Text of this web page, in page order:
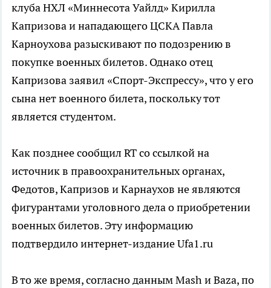
клуба НХЛ «Миннесота Уайлд» Кирилла
Капризова и нападающего ЦСКА Павла
Карноухова разыскивают по подозрению в
покупке военных билетов. Однако отец
Капризова заявил «Спорт-Экспрессу», что у его
сына нет военного билета, поскольку тот
является студентом.
Как позднее сообщил RT со ссылкой на
источник в правоохранительных органах,
Федотов, Капризов и Карнаухов не являются
фигурантами уголовного дела о приобретении
военных билетов. Эту информацию
подтвердило интернет-издание Ufa1.ru
В то же время, согласно данным Mash и Baza, по